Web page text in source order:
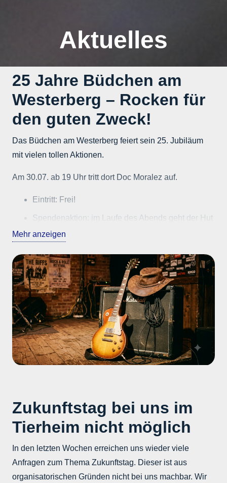
Aktuelles
25 Jahre Büdchen am
Westerberg – Rocken für
den guten Zweck!
Das Büdchen am Westerberg feiert sein 25. Jubiläum
mit vielen tollen Aktionen.
Am 30.07. ab 19 Uhr tritt dort Doc Moralez auf.
Eintritt: Frei!
Spendenaktion: im Laufe des Abends geht der Hut
rum. Die Spenden kommen komplett unserem
Wer Lust auf ein bisschen feinster Rock ’n‘ Roll und
einen gemütlichen Abend hat: Kommt vorbei, genießt
die Musik und unterstützt dabei unsere Schützlinge!
Ein großes Dankeschön an Doc Moralez für die
Unterstützung und gratulieren dem Büdchen.
Mehr anzeigen
Zukunftstag bei uns im
Tierheim nicht möglich
In den letzten Wochen erreichen uns wieder viele
Anfragen zum Thema Zukunftstag. Dieser ist aus
organisatorischen Gründen nicht bei uns machbar. Wir